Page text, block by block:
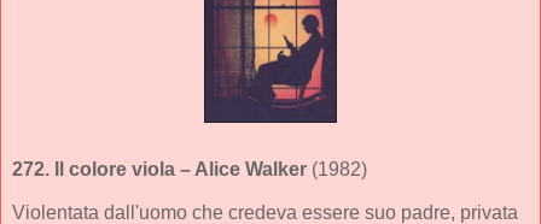
272. Il colore viola – Alice Walker (1982)
Violentata dall'uomo che credeva essere suo padre, privata